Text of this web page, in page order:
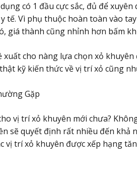
có 1 đầu cực sắc, đủ để
tế. Vì phụ thuộc hoàn toàn vào
giá thành cũng nhỉnh hơn bấm
xuất cho nàng lựa chọn xỏ
kỹ kiến thức về vị trí xỏ cũng
Gặp
vị trí xỏ khuyên mới chưa?
sẽ quyết định rất nhiều đến khả
vị trí xỏ khuyên được xếp hạng